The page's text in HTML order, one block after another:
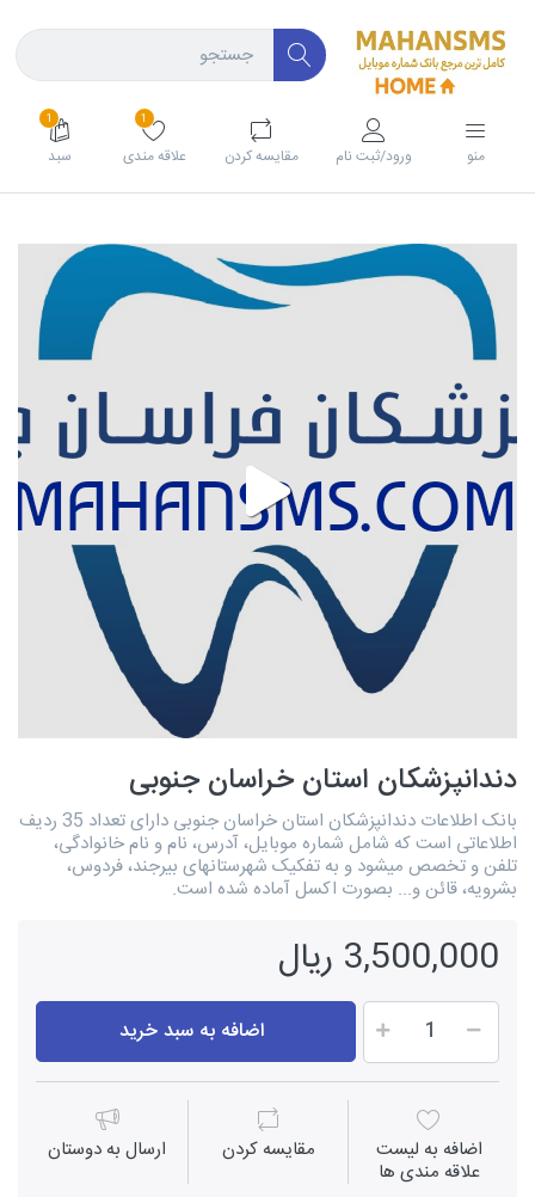
منو ورود/ثبت نام مقايسه كردن
1
علاقه مندی
1
سبد
دندانپزشکان استان خراسان جنوبی
بانک اطلاعات دندانپزشکان استان خراسان جنوبی دارای تعداد 35 ردیف
اطلاعاتی است که شامل شماره موبایل، آدرس، نام و نام خانوادگی،
تلفن و تخصص میشود و به تفکیک شهرستانهای بیرجند، فردوس،
بشرویه، قائن و... بصورت اکسل آماده شده است.
3,500,000 ریال
اضافه به سبد خرید
اضافه به لیست
علاقه مندی ها
مقايسه كردن ارسال به دوستان